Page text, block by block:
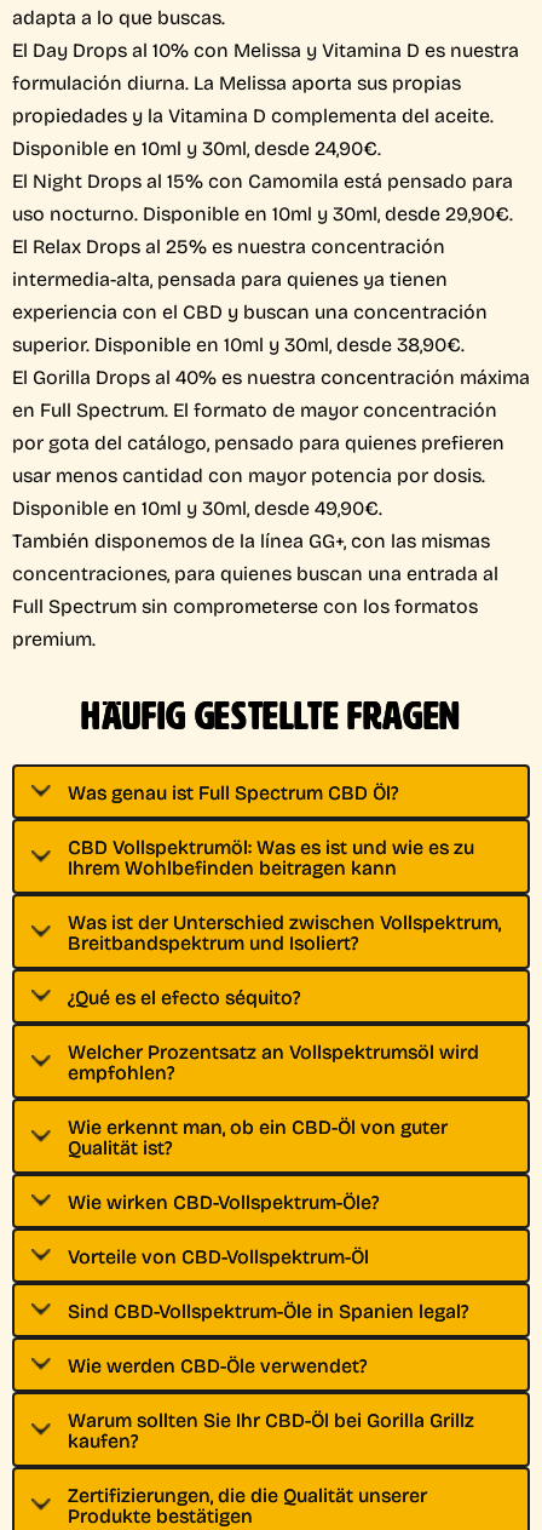
adapta a lo que buscas.
El Day Drops al 10% con Melissa y Vitamina D es nuestra
formulación diurna. La Melissa aporta sus propias
propiedades y la Vitamina D complementa del aceite.
Disponible en 10ml y 30ml, desde 24,90€.
El Night Drops al 15% con Camomila está pensado para
uso nocturno. Disponible en 10ml y 30ml, desde 29,90€.
El Relax Drops al 25% es nuestra concentración
intermedia-alta, pensada para quienes ya tienen
experiencia con el CBD y buscan una concentración
superior. Disponible en 10ml y 30ml, desde 38,90€.
El Gorilla Drops al 40% es nuestra concentración máxima
en Full Spectrum. El formato de mayor concentración
por gota del catálogo, pensado para quienes prefieren
usar menos cantidad con mayor potencia por dosis.
Disponible en 10ml y 30ml, desde 49,90€.
También disponemos de la línea GG+, con las mismas
concentraciones, para quienes buscan una entrada al
Full Spectrum sin comprometerse con los formatos
premium.
HÄUFIG GESTELLTE FRAGEN
Was genau ist Full Spectrum CBD Öl?
CBD Vollspektrumöl: Was es ist und wie es zu
Ihrem Wohlbefinden beitragen kann
Was ist der Unterschied zwischen Vollspektrum,
Breitbandspektrum und Isoliert?
¿Qué es el efecto séquito?
Welcher Prozentsatz an Vollspektrumsöl wird
empfohlen?
Wie erkennt man, ob ein CBD-Öl von guter
Qualität ist?
Wie wirken CBD-Vollspektrum-Öle?
Vorteile von CBD-Vollspektrum-Öl
Sind CBD-Vollspektrum-Öle in Spanien legal?
Wie werden CBD-Öle verwendet?
Warum sollten Sie Ihr CBD-Öl bei Gorilla Grillz
kaufen?
Zertifizierungen, die die Qualität unserer
Produkte bestätigen